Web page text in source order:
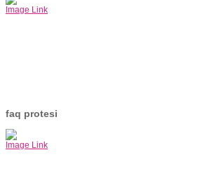
Image Link
faq protesi
Image Link